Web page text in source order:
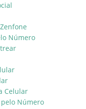
Número
Celular
pelo Número